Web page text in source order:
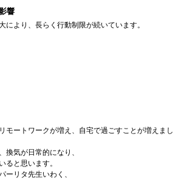
響
により、長らく行動制限が続いています。
モートワークが増え、自宅で過ごすことが増えまし
換気が日常的になり、
ると思います。
ーリタ先生いわく、